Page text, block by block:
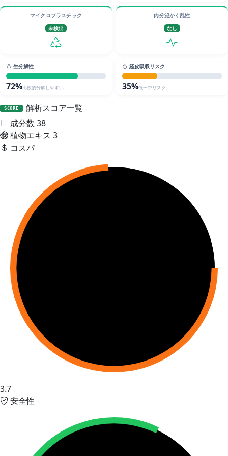
マイクロプラスチック
未検出
内分泌かく乱性
なし
生分解性
72%比較的分解しやすい
経皮吸収リスク
35%低〜中リスク
SCORE
解析スコア一覧
成分数 38
植物エキス 3
コスパ
3.7
安全性